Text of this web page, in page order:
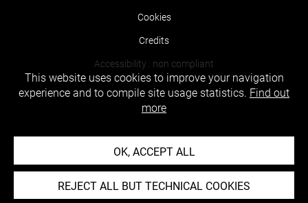
Cookies
Credits
Accessibility : non compliant
This website uses cookies to improve your navigation
experience and to compile site usage statistics. Find out
more
OK, ACCEPT ALL
REJECT ALL BUT TECHNICAL COOKIES